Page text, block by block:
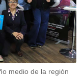
medio de la región